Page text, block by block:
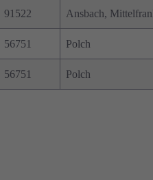
91522 Ansbach,
56751 Polch
56751 Polch